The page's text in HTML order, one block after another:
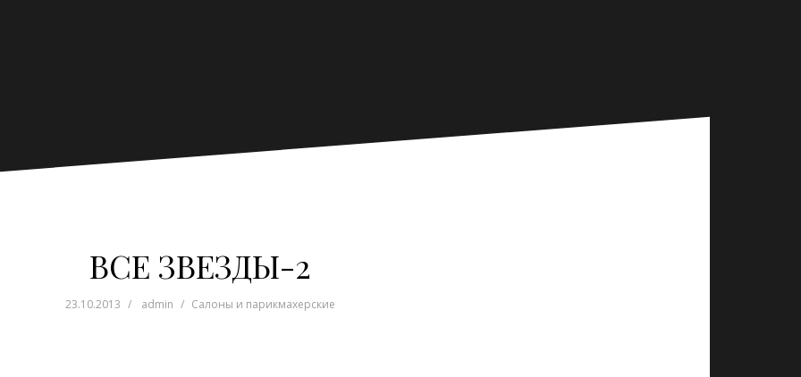
ВСЕ ЗВЕЗДЫ-2
23.10.2013 admin Салоны и парикмахерские